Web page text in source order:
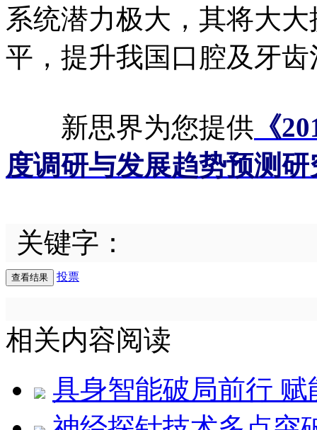
系统潜力极大，其将大
平，提升我国口腔及牙
新思界为您提供 《
度调研与发展趋势预测
关键字：
投票
相关内容阅读
具身智能破局前行